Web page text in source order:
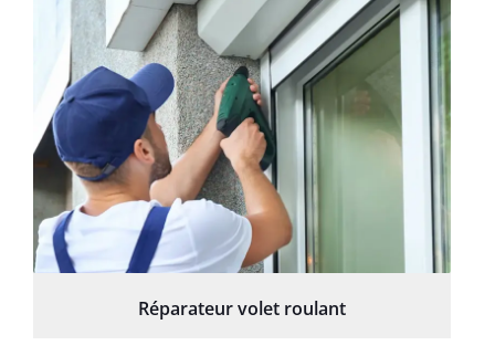
Réparateur volet roulant